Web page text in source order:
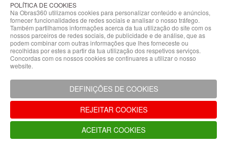
Condicionado
Acessórios
Climatização
Acessórios
Climatização
Hidráulicas
Controladores
Fixações e
Acessórios
Isolamento
para
Tubagem
POLÍTICA DE COOKIES
Na Obras360 utilizamos cookies para personalizar conteúdo e anúncios,
fornecer funcionalidades de redes sociais e analisar o nosso tráfego.
Também partilhamos informações acerca da tua utilização do site com os
nossos parceiros de redes sociais, de publicidade e de análise, que as
podem combinar com outras informações que lhes forneceste ou
recolhidas por estes a partir da tua utilização dos respetivos serviços.
Concordas com os nossos cookies se continuares a utilizar o nosso
website.
DEFINIÇÕES DE COOKIES
REJEITAR COOKIES
ACEITAR COOKIES